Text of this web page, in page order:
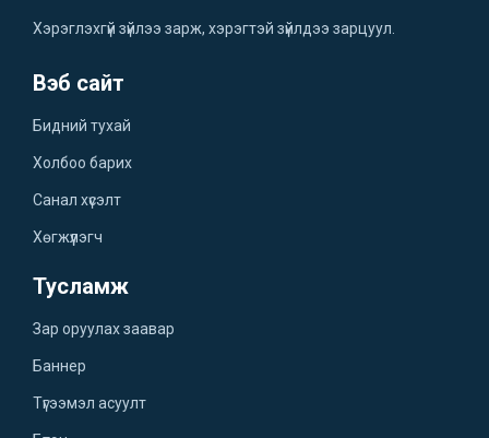
Хэрэглэхгүй зүйлээ зарж, хэрэгтэй зүйлдээ зарцуул.
Вэб сайт
Бидний тухай
Холбоо барих
Санал хүсэлт
Хөгжүүлэгч
Тусламж
Зар оруулах заавар
Баннер
Түгээмэл асуулт